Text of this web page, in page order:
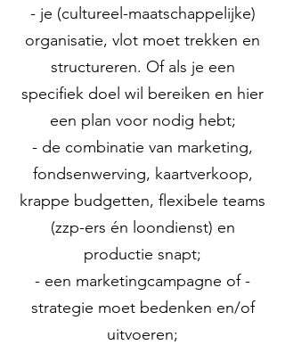
- je (cultureel-maatschappelijke)
organisatie, vlot moet trekken en
structureren. Of als je een
specifiek doel wil bereiken en hier
een plan voor nodig hebt;
- de combinatie van marketing,
fondsenwerving, kaartverkoop,
krappe budgetten, flexibele teams
(zzp-ers én loondienst) en
productie snapt;
- een marketingcampagne of -
strategie moet bedenken en/of
uitvoeren;